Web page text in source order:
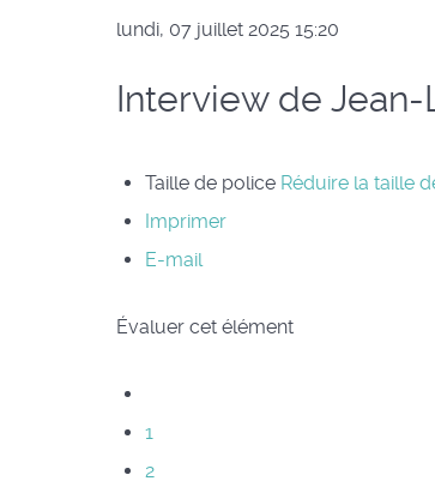
lundi, 07 juillet 2025 15:20
Interview de
Taille de police Réduire la taille
Imprimer
E-mail
Évaluer cet élément
1
2